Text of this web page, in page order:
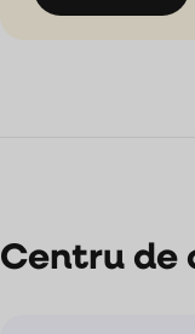
Centru de